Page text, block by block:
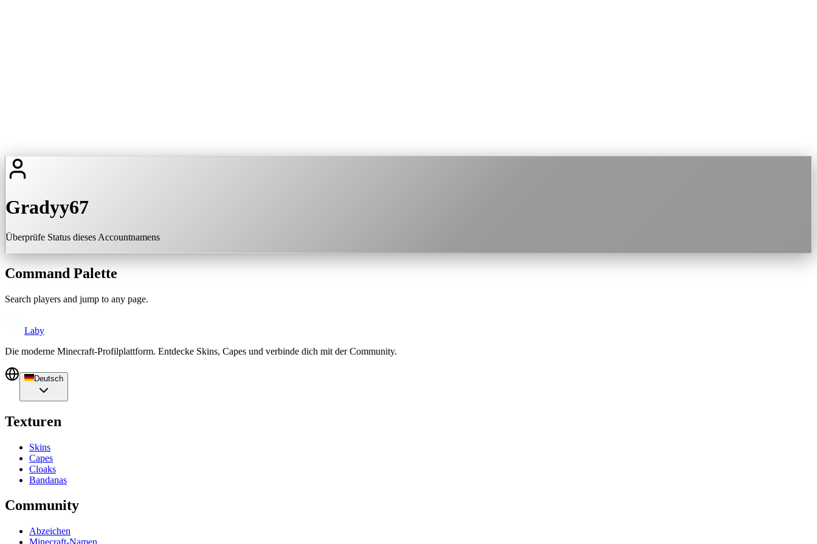
Gradyy67
Überprüfe Status dieses Accountnamens
Command Palette
Search players and jump to any page.
Laby
Die moderne Minecraft-Profilplattform. Entdecke Skins, Capes und verbinde dich mit der Community.
Deutsch
Texturen
Skins
Capes
Cloaks
Bandanas
Community
Abzeichen